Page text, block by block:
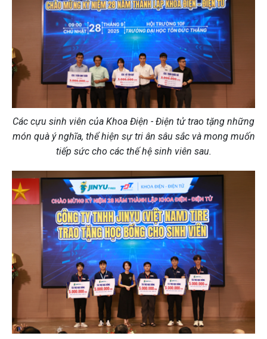
Các cựu sinh viên của Khoa Điện - Điện tử trao tặng những
món quà ý nghĩa, thể hiện sự tri ân sâu sắc và mong muốn
tiếp sức cho các thế hệ sinh viên sau.